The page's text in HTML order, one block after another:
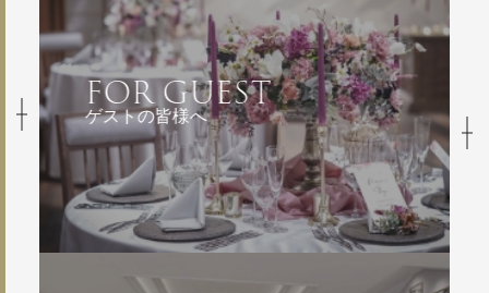
FOR GUEST
ゲストの皆様へ